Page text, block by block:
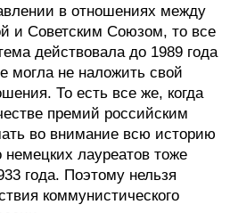
в отношениях между
и Советским Союзом, то все
действовала до 1989 года
могла не наложить свой
То есть все же, когда
премий российским
во внимание всю историю
лауреатов тоже
года. Поэтому нельзя
коммунистического